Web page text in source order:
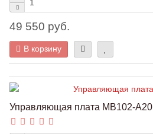
49 550 руб.
В корзину
Управляющая плата MB102-A20